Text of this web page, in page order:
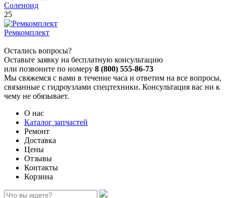
Соленоид
25
Ремкомплект
Остались вопросы?
Оставьте заявку на бесплатную консультацию
или позвоните по номеру 8 (800) 555-86-73
Мы свяжемся с вами в течение часа и ответим на все вопросы,
связанные с гидроузлами спецтехники. Консультация вас ни к
чему не обязывает.
О нас
Каталог запчастей
Ремонт
Доставка
Цены
Отзывы
Контакты
Корзина